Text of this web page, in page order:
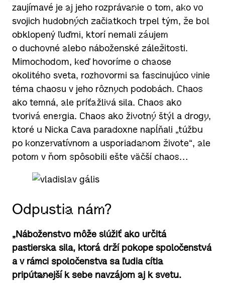
zaujímavé je aj jeho rozprávanie o tom, ako vo
svojich hudobných začiatkoch trpel tým, že bol
obklopený ľuďmi, ktorí nemali záujem
o duchovné alebo náboženské záležitosti.
Mimochodom, keď hovoríme o chaose
okolitého sveta, rozhovormi sa fascinujúco vinie
téma chaosu v jeho rôznych podobách. Chaos
ako temná, ale príťažlivá sila. Chaos ako
tvorivá energia. Chaos ako životný štýl a drogy,
ktoré u Nicka Cava paradoxne napĺňali „túžbu
po konzervatívnom a usporiadanom živote“, ale
potom v ňom spôsobili ešte väčší chaos…
Odpustia nám?
„Náboženstvo môže slúžiť ako určitá
pastierska sila, ktorá drží pokope spoločenstvá
a v rámci spoločenstva sa ľudia cítia
pripútanejší k sebe navzájom aj k svetu.